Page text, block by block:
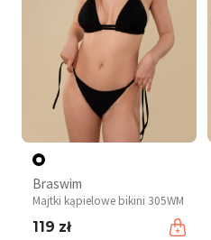
Braswim
Majtki kąpielowe bikini 305WM
119 zł